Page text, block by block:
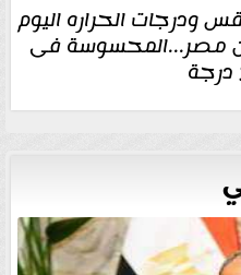
ودرجات الحراره اليوم
مصر...المحسوسة فى